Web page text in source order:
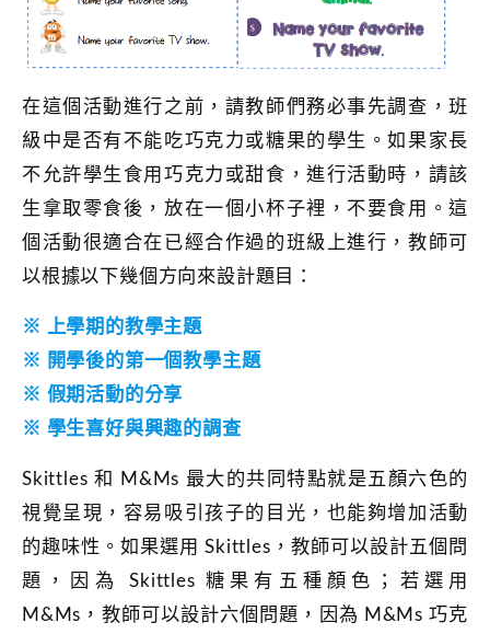
在這個活動進行之前，請教師們務必事先調查，班
級中是否有不能吃巧克力或糖果的學生。如果家長
不允許學生食用巧克力或甜食，進行活動時，請該
生拿取零食後，放在一個小杯子裡，不要食用。這
個活動很適合在已經合作過的班級上進行，教師可
以根據以下幾個方向來設計題目：
※ 上學期的教學主題
※ 開學後的第一個教學主題
※ 假期活動的分享
※ 學生喜好與興趣的調查
Skittles 和 M&Ms 最大的共同特點就是五顏六色的
視覺呈現，容易吸引孩子的目光，也能夠增加活動
的趣味性。如果選用 Skittles，教師可以設計五個問
題，因為 Skittles 糖果有五種顏色；若選用
M&Ms，教師可以設計六個問題，因為 M&Ms 巧克